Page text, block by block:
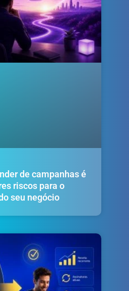
de campanhas é
riscos para o
seu negócio